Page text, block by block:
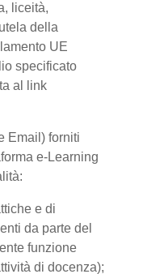
liceità,
della
UE
specificato
al link
Email) forniti
e-Learning
e di
da parte del
funzione
di docenza);